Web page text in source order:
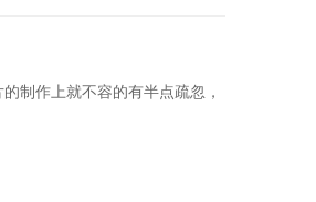
制作上就不容的有半点疏忽，